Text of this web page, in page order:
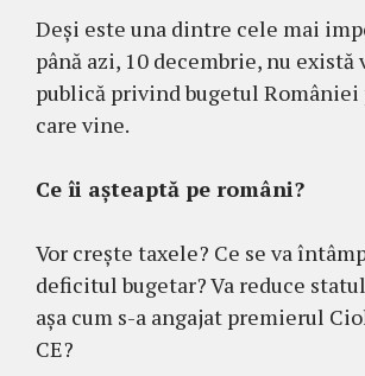
Deși este una dintre cele mai
până azi, 10 decembrie, nu
publică privind bugetul
care vine.
Ce îi așteaptă pe români?
Vor crește taxele? Ce se va
deficitul bugetar? Va reduce
așa cum s-a angajat premierul
CE?